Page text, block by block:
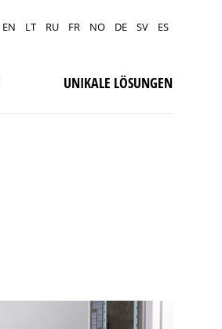
EN LT RU FR NO DE SV ES
UNIKALE LÖSUNGEN